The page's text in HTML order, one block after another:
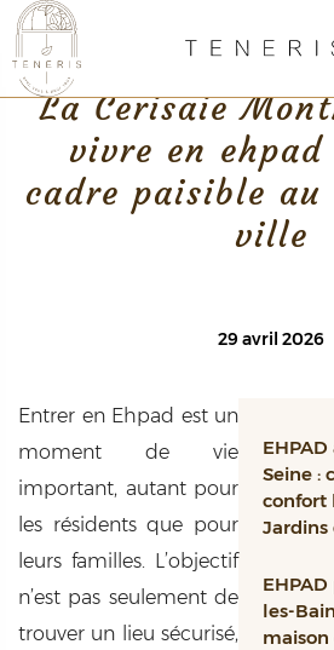
Retour
La Cerisaie
vivre en ehpad
cadre paisible
ville
29 avril 2026
Entrer en Ehpad est un
moment de vie
important, autant pour
les résidents que pour
leurs familles. L’objectif
n’est pas seulement de
trouver un lieu sécurisé,
Seine :
confort
Jardins
les-